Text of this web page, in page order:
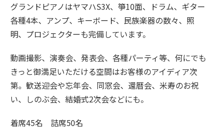
グランドピアノはヤマハS3X、箏10面、ドラム、ギター
各種4本、アンプ、キーボード、民族楽器の数々、照
明、プロジェクターも完備しています。
動画撮影、演奏会、発表会、各種パーティ等、何にでも
きっと御満足いただける空間はお客様のアイディア次
第。歓送迎会や忘年会、同窓会、還暦会、米寿のお祝
い、しのぶ会、結婚式2次会などにも。
着席45名 詰席50名